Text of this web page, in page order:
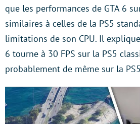
que les performances de GTA 6
similaires à celles de la PS5
limitations de son CPU. Il
6 tourne à 30 FPS sur la PS5
probablement de même sur la